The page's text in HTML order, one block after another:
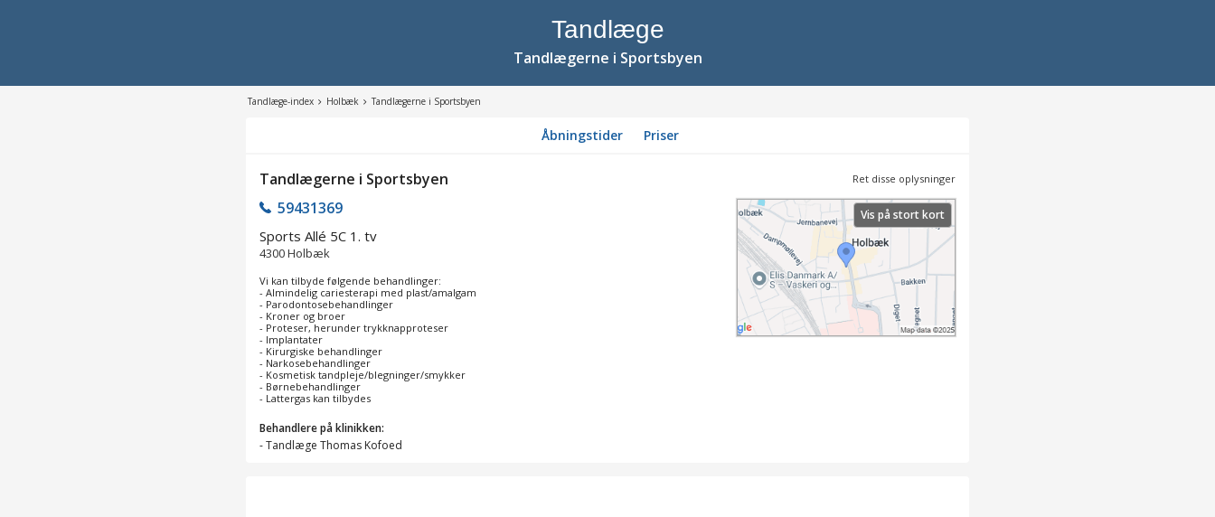
Tandlæge
Tandlægerne i Sportsbyen
Tandlæge-index Holbæk Tandlægerne i Sportsbyen
Åbningstider Priser
Tandlægerne i Sportsbyen
59431369
Sports Allé 5C 1. tv
4300Holbæk
Vi kan tilbyde følgende behandlinger:
- Almindelig cariesterapi med plast/amalgam
- Parodontosebehandlinger
- Kroner og broer
- Proteser, herunder trykknapproteser
- Implantater
- Kirurgiske behandlinger
- Narkosebehandlinger
- Kosmetisk tandpleje/blegninger/smykker
- Børnebehandlinger
- Lattergas kan tilbydes
Behandlere på klinikken:
-Tandlæge Thomas Kofoed
Ret disse oplysninger
Vis på stort kort